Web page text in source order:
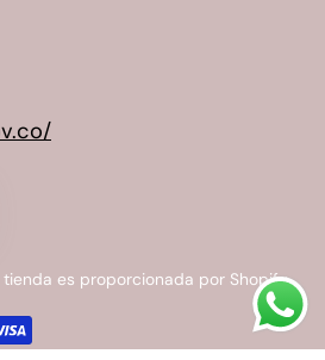
tienda es proporcionada por Shopify.